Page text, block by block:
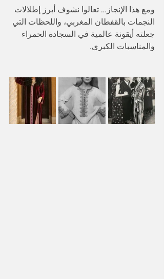
ومع هذا الإنجاز… تعالوا نشوف أبرز إطلالات
النجمات بالقفطان المغربي، واللحظات التي
جعلته أيقونة عالمية في السجادة الحمراء
والمناسبات الكبرى.